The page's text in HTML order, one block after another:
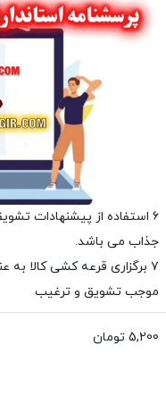
۶ استفاده از پیشنهادات
جذاب می باشد.
۷ برگزاری قرعه کشی کالا
موجب تشویق و ترغیب
پرسشنامه استاندارد ترفیعات
5,200 تومان